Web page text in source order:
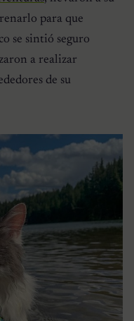
para que
se sintió seguro
a realizar
de su